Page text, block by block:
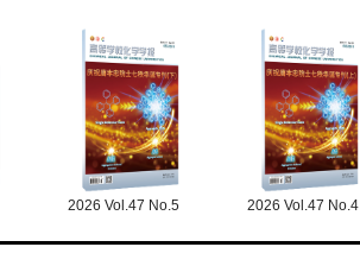
2026 Vol.47 No.5 2026 Vol.47 No.4